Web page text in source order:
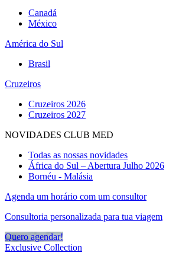
Canadá
México
América do Sul
Brasil
Cruzeiros
Cruzeiros 2026
Cruzeiros 2027
NOVIDADES CLUB MED
Todas as nossas novidades
África do Sul – Abertura Julho 2026
Bornéu - Malásia
Agenda um horário com um consultor
Consultoria personalizada para tua viagem
Quero agendar!
Exclusive Collection